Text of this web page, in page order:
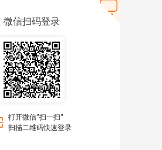
微信扫码登录
打开微信"扫一扫"
扫描二维码快速登录